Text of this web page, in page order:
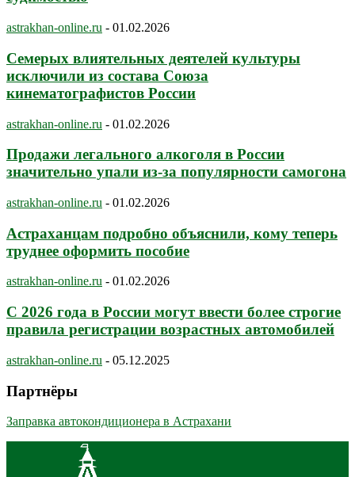
astrakhan-online.ru - 01.02.2026
Семерых влиятельных деятелей культуры
исключили из состава Союза
кинематографистов России
astrakhan-online.ru - 01.02.2026
Продажи легального алкоголя в России
значительно упали из-за популярности самогона
astrakhan-online.ru - 01.02.2026
Астраханцам подробно объяснили, кому теперь
труднее оформить пособие
astrakhan-online.ru - 01.02.2026
С 2026 года в России могут ввести более строгие
правила регистрации возрастных автомобилей
astrakhan-online.ru - 05.12.2025
Партнёры
Заправка автокондиционера в Астрахани